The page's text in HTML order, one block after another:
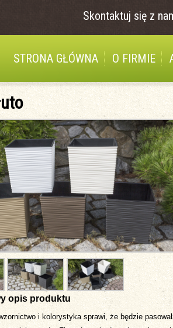
Skontaktuj się z
STRONA GŁÓWNA O FIRMIE
opis produktu
i kolorystyka sprawi, że będzie